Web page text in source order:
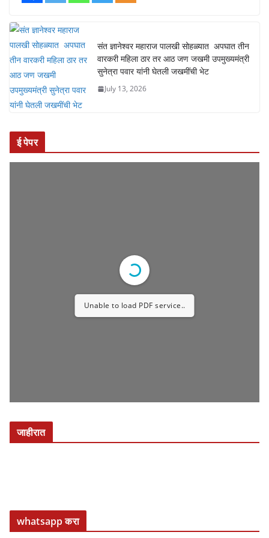
संत ज्ञानेश्वर महाराज पालखी सोहळ्यात अपघात तीन
वारकरी महिला ठार तर आठ जण जखमी उपमुख्यमंत्री
सुनेत्रा पवार यांनी घेतली जखमींची भेट
July 13, 2026
ई पेपर
Unable to load PDF service..
जाहीरात
whatsapp करा